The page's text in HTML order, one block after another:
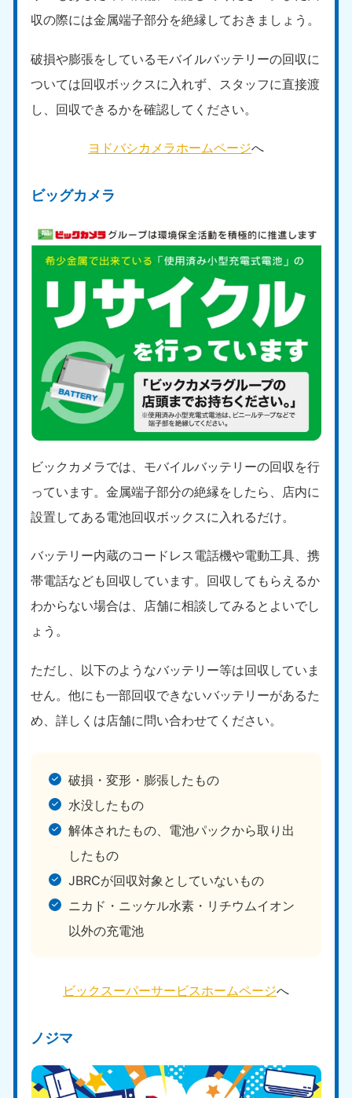
収の際には金属端子部分を絶縁しておきましょう。
破損や膨張をしているモバイルバッテリーの回収に
ついては回収ボックスに入れず、スタッフに直接渡
し、回収できるかを確認してください。
ヨドバシカメラホームページへ
ビッグカメラ
ビックカメラでは、モバイルバッテリーの回収を行
っています。金属端子部分の絶縁をしたら、店内に
設置してある電池回収ボックスに入れるだけ。
バッテリー内蔵のコードレス電話機や電動工具、携
帯電話なども回収しています。回収してもらえるか
わからない場合は、店舗に相談してみるとよいでし
ょう。
ただし、以下のようなバッテリー等は回収していま
せん。他にも一部回収できないバッテリーがあるた
め、詳しくは店舗に問い合わせてください。
破損・変形・膨張したもの
水没したもの
解体されたもの、電池パックから取り出
したもの
JBRCが回収対象としていないもの
ニカド・ニッケル水素・リチウムイオン
以外の充電池
ビックスーパーサービスホームページへ
ノジマ